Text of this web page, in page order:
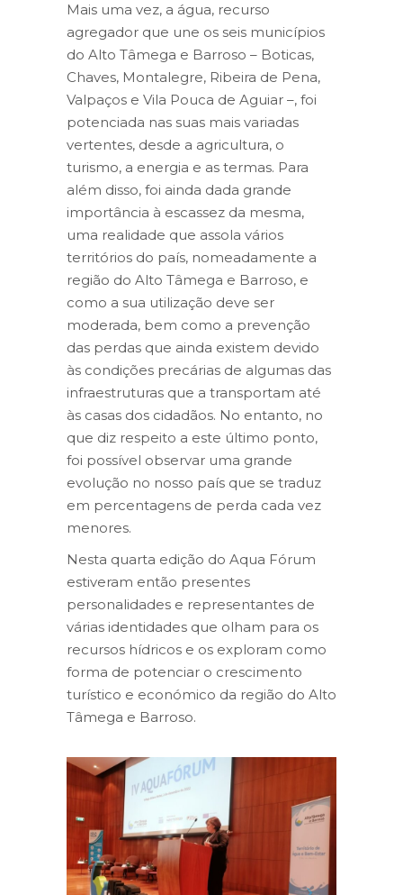
Mais uma vez, a água, recurso
agregador que une os seis municípios
do Alto Tâmega e Barroso – Boticas,
Chaves, Montalegre, Ribeira de Pena,
Valpaços e Vila Pouca de Aguiar –, foi
potenciada nas suas mais variadas
vertentes, desde a agricultura, o
turismo, a energia e as termas. Para
além disso, foi ainda dada grande
importância à escassez da mesma,
uma realidade que assola vários
territórios do país, nomeadamente a
região do Alto Tâmega e Barroso, e
como a sua utilização deve ser
moderada, bem como a prevenção
das perdas que ainda existem devido
às condições precárias de algumas das
infraestruturas que a transportam até
às casas dos cidadãos. No entanto, no
que diz respeito a este último ponto,
foi possível observar uma grande
evolução no nosso país que se traduz
em percentagens de perda cada vez
menores.
Nesta quarta edição do Aqua Fórum
estiveram então presentes
personalidades e representantes de
várias identidades que olham para os
recursos hídricos e os exploram como
forma de potenciar o crescimento
turístico e económico da região do Alto
Tâmega e Barroso.